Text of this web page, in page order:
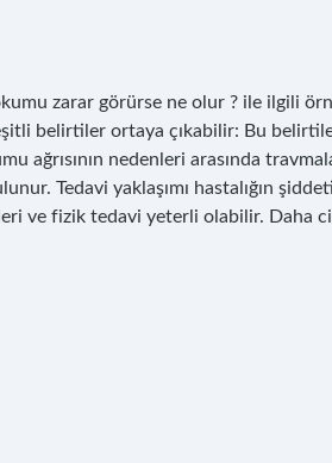
zarar görürse ne olur ? ile ilgili
belirtiler ortaya çıkabilir: Bu
ağrısının nedenleri arasında
Tedavi yaklaşımı hastalığın
ve fizik tedavi yeterli olabilir. Daha